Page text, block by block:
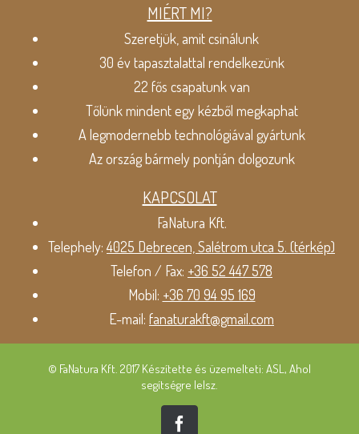
MIÉRT MI?
Szeretjük, amit csinálunk
30 év tapasztalattal rendelkezünk
22 fős csapatunk van
Tőlünk mindent egy kézből megkaphat
A legmodernebb technológiával gyártunk
Az ország bármely pontján dolgozunk
KAPCSOLAT
FaNatura Kft.
Telephely:4025 Debrecen, Salétrom utca 5. (térkép)
Telefon / Fax: +36 52 447 578
Mobil: +36 70 94 95 169
E-mail: fanaturakft@gmail.com
© FaNatura Kft. 2017 Készítette és üzemelteti: ASL, Ahol
segítségre lelsz.